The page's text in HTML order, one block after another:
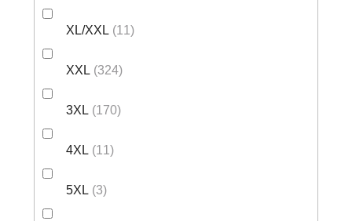
XL/XXL 11
XXL 324
3XL 170
4XL 11
5XL 3